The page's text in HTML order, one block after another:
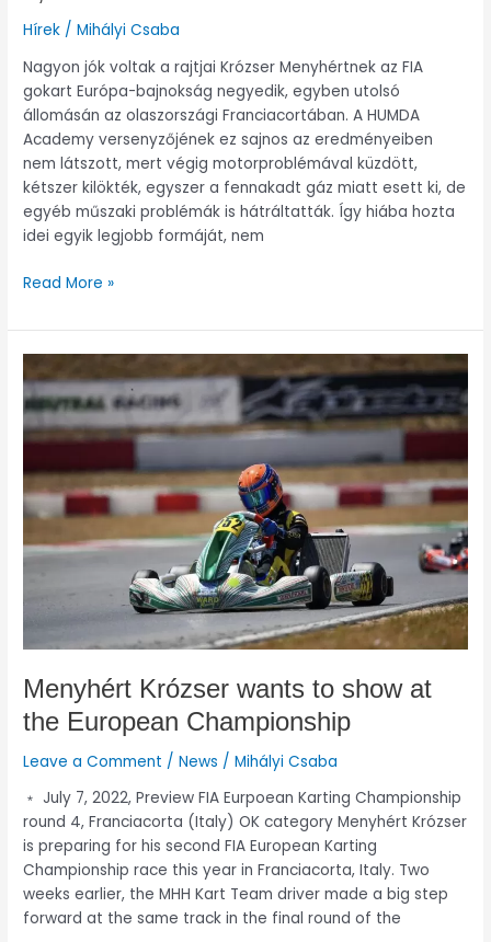
Hírek /Mihályi Csaba
Nagyon jók voltak a rajtjai Krózser Menyhértnek az FIA
gokart Európa-bajnokság negyedik, egyben utolsó
állomásán az olaszországi Franciacortában. A HUMDA
Academy versenyzőjének ez sajnos az eredményeiben
nem látszott, mert végig motorproblémával küzdött,
kétszer kilökték, egyszer a fennakadt gáz miatt esett ki, de
egyéb műszaki problémák is hátráltatták. Így hiába hozta
idei egyik legjobb formáját, nem
Read More »
Menyhért Krózser wants to show at
the European Championship
Leave a Comment /News /Mihályi Csaba
﹡ July 7, 2022, Preview FIA Eurpoean Karting Championship
round 4, Franciacorta (Italy) OK category Menyhért Krózser
is preparing for his second FIA European Karting
Championship race this year in Franciacorta, Italy. Two
weeks earlier, the MHH Kart Team driver made a big step
forward at the same track in the final round of the
Krózser
wants
to
at
the
Championship